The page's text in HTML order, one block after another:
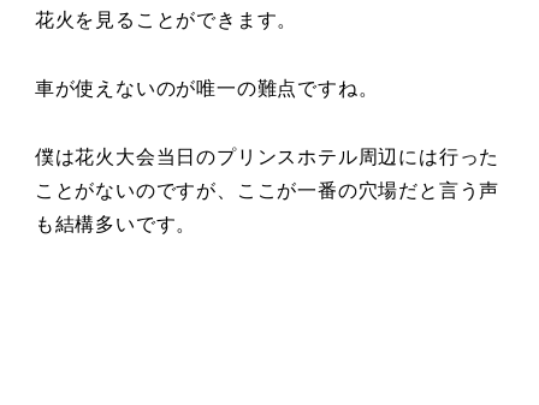
花火を見ることができます。
車が使えないのが唯一の難点ですね。
僕は花火大会当日のプリンスホテル周辺には行った
ことがないのですが、ここが一番の穴場だと言う声
も結構多いです。